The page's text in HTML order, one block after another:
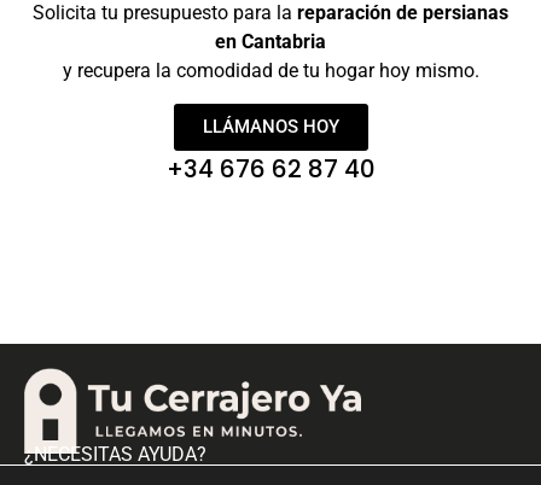
Solicita tu presupuesto para la reparación de persianas
en Cantabria
y recupera la comodidad de tu hogar hoy mismo.
LLÁMANOS HOY
+34 676 62 87 40
¿NECESITAS AYUDA?
info@tucerrajeroya.com